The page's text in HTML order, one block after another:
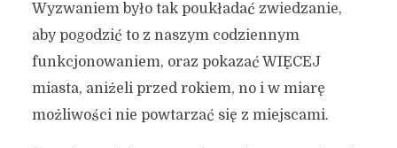
Wyzwaniem było tak poukładać zwiedzanie,
aby pogodzić to z naszym codziennym
funkcjonowaniem, oraz pokazać WIĘCEJ
miasta, aniżeli przed rokiem, no i w miarę
możliwości nie powtarzać się z miejscami.